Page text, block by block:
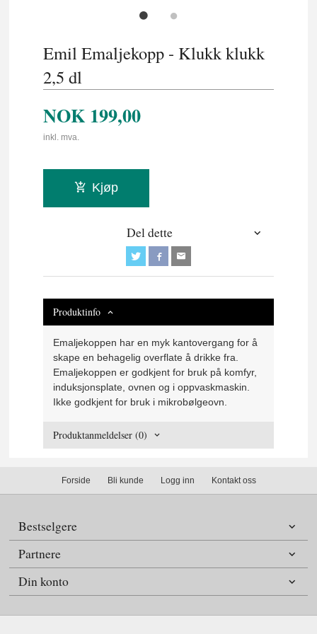
Emil Emaljekopp - Klukk klukk
2,5 dl
NOK 199,00
inkl. mva.
Kjøp
Del dette
Produktinfo
Emaljekoppen har en myk kantovergang for å
skape en behagelig overflate å drikke fra.
Emaljekoppen er godkjent for bruk på komfyr,
induksjonsplate, ovnen og i oppvaskmaskin.
Ikke godkjent for bruk i mikrobølgeovn.
Produktanmeldelser (0)
Forside Bli kunde Logg inn Kontakt oss
Bestselgere
Partnere
Din konto